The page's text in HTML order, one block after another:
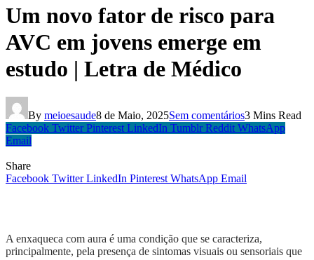
Um novo fator de risco para
AVC em jovens emerge em
estudo | Letra de Médico
By meioesaude8 de Maio, 2025Sem comentários3 Mins Read
Facebook Twitter Pinterest LinkedIn Tumblr Reddit WhatsApp
Email
Share
Facebook Twitter LinkedIn Pinterest WhatsApp Email
A enxaqueca com aura é uma condição que se caracteriza,
principalmente, pela presença de sintomas visuais ou sensoriais que